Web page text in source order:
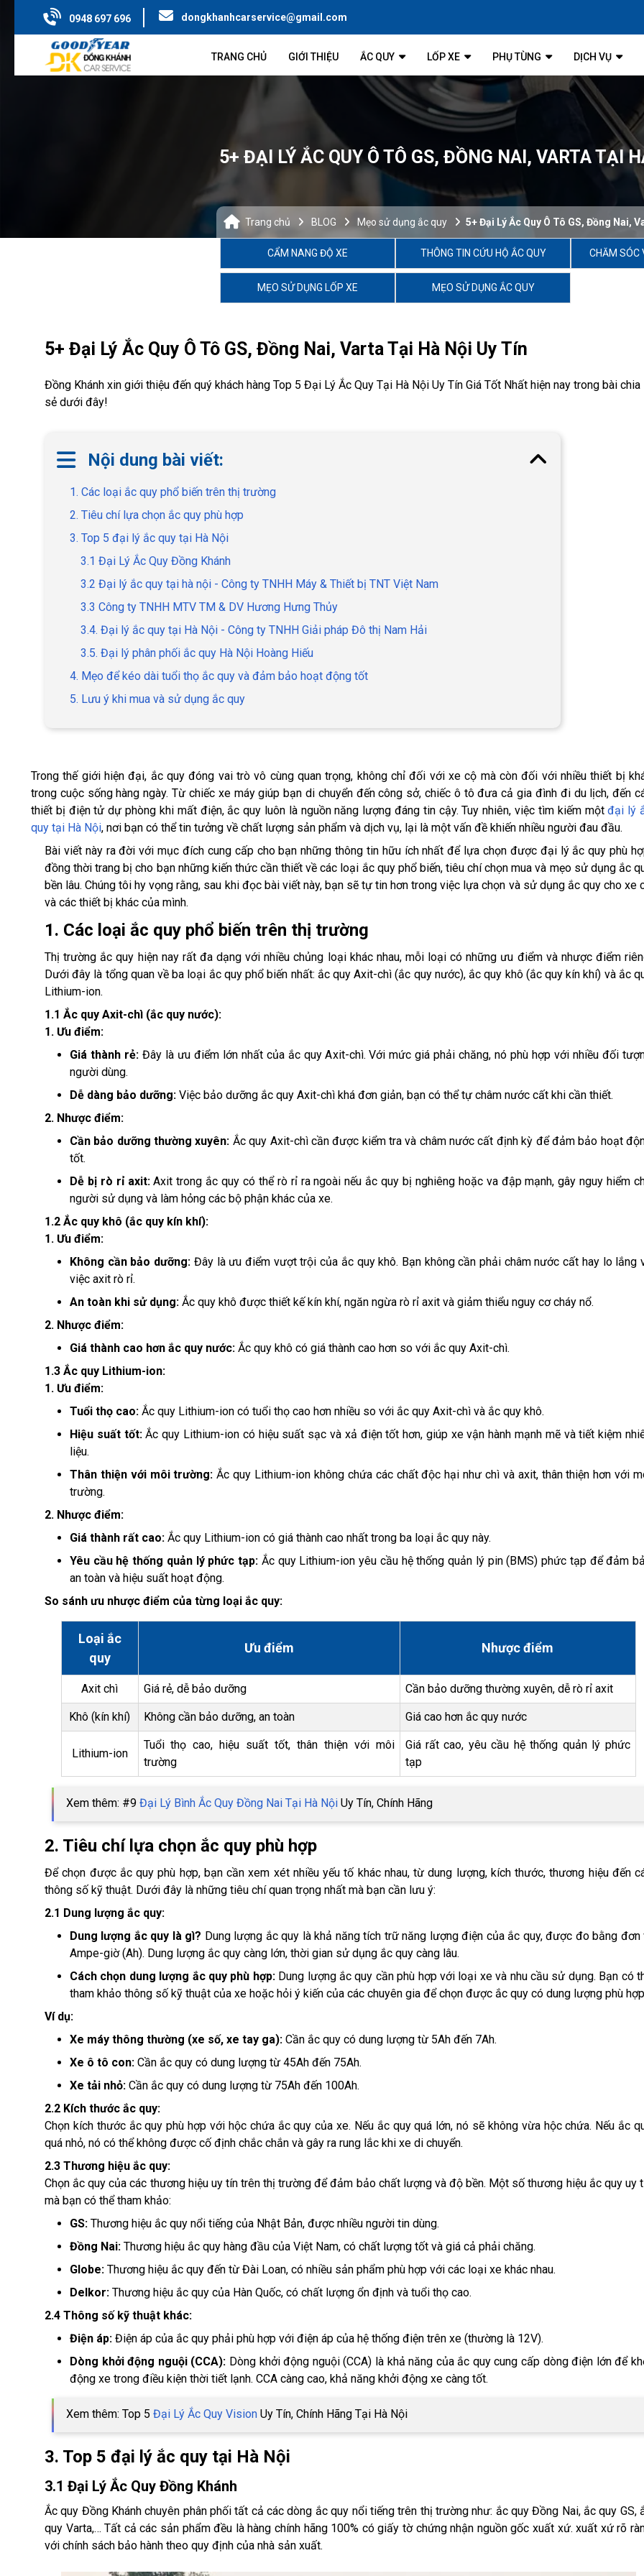
0948 697 696 dongkhanhcarservice@gmail.com
TRANG CHỦ GIỚI THIỆU ẮC QUY LỐP XE PHỤ TÙNG DỊCH VỤ
5+ ĐẠI LÝ ẮC QUY Ô TÔ GS, ĐỒNG NAI, VARTA TẠI
Trang chủ BLOG Mẹo sử dụng ắc quy 5+ Đại Lý Ắc Quy Ô Tô GS, Đồng Nai,
CẨM NANG ĐỘ XE THÔNG TIN CỨU HỘ ẮC QUY CHĂM SÓC
MẸO SỬ DỤNG LỐP XE MẸO SỬ DỤNG ẮC QUY
5+ Đại Lý Ắc Quy Ô Tô GS, Đồng Nai, Varta Tại Hà Nội Uy Tín
Đồng Khánh xin giới thiệu đến quý khách hàng Top 5 Đại Lý Ắc Quy Tại Hà Nội Uy Tín Giá Tốt Nhất hiện nay trong bài chia
sẻ dưới đây!
Nội dung bài viết:
1. Các loại ắc quy phổ biến trên thị trường
2. Tiêu chí lựa chọn ắc quy phù hợp
3. Top 5 đại lý ắc quy tại Hà Nội
3.1 Đại Lý Ắc Quy Đồng Khánh
3.2 Đại lý ắc quy tại hà nội - Công ty TNHH Máy & Thiết bị TNT Việt Nam
3.3 Công ty TNHH MTV TM & DV Hương Hưng Thủy
3.4. Đại lý ắc quy tại Hà Nội - Công ty TNHH Giải pháp Đô thị Nam Hải
3.5. Đại lý phân phối ắc quy Hà Nội Hoàng Hiếu
4. Mẹo để kéo dài tuổi thọ ắc quy và đảm bảo hoạt động tốt
5. Lưu ý khi mua và sử dụng ắc quy
Trong thế giới hiện đại, ắc quy đóng vai trò vô cùng quan trọng, không chỉ đối với xe cộ mà còn đối với nhiều thiết bị
trong cuộc sống hàng ngày. Từ chiếc xe máy giúp bạn di chuyển đến công sở, chiếc ô tô đưa cả gia đình đi du lịch, đến
thiết bị điện tử dự phòng khi mất điện, ắc quy luôn là nguồn năng lượng đáng tin cậy. Tuy nhiên, việc tìm kiếm mộtđại lý
quy tại Hà Nội, nơi bạn có thể tin tưởng về chất lượng sản phẩm và dịch vụ, lại là một vấn đề khiến nhiều người đau đầu.
Bài viết này ra đời với mục đích cung cấp cho bạn những thông tin hữu ích nhất để lựa chọn được đại lý ắc quy phù
đồng thời trang bị cho bạn những kiến thức cần thiết về các loại ắc quy phổ biến, tiêu chí chọn mua và mẹo sử dụng ắc
bền lâu. Chúng tôi hy vọng rằng, sau khi đọc bài viết này, bạn sẽ tự tin hơn trong việc lựa chọn và sử dụng ắc quy cho xe
và các thiết bị khác của mình.
1. Các loại ắc quy phổ biến trên thị trường
Thị trường ắc quy hiện nay rất đa dạng với nhiều chủng loại khác nhau, mỗi loại có những ưu điểm và nhược điểm
Dưới đây là tổng quan về ba loại ắc quy phổ biến nhất: ắc quy Axit-chì (ắc quy nước), ắc quy khô (ắc quy kín khí) và ắc
Lithium-ion.
1.1 Ắc quy Axit-chì (ắc quy nước):
1. Ưu điểm:
Giá thành rẻ: Đây là ưu điểm lớn nhất của ắc quy Axit-chì. Với mức giá phải chăng, nó phù hợp với nhiều đối
người dùng.
Dễ dàng bảo dưỡng: Việc bảo dưỡng ắc quy Axit-chì khá đơn giản, bạn có thể tự châm nước cất khi cần thiết.
2. Nhược điểm:
Cần bảo dưỡng thường xuyên: Ắc quy Axit-chì cần được kiểm tra và châm nước cất định kỳ để đảm bảo hoạt
tốt.
Dễ bị rò rỉ axit:Axit trong ắc quy có thể rò rỉ ra ngoài nếu ắc quy bị nghiêng hoặc va đập mạnh, gây nguy hiểm
người sử dụng và làm hỏng các bộ phận khác của xe.
1.2 Ắc quy khô (ắc quy kín khí):
1. Ưu điểm:
Không cần bảo dưỡng: Đây là ưu điểm vượt trội của ắc quy khô. Bạn không cần phải châm nước cất hay lo lắng
việc axit rò rỉ.
An toàn khi sử dụng: Ắc quy khô được thiết kế kín khí, ngăn ngừa rò rỉ axit và giảm thiểu nguy cơ cháy nổ.
2. Nhược điểm:
Giá thành cao hơn ắc quy nước: Ắc quy khô có giá thành cao hơn so với ắc quy Axit-chì.
1.3 Ắc quy Lithium-ion:
1. Ưu điểm:
Tuổi thọ cao: Ắc quy Lithium-ion có tuổi thọ cao hơn nhiều so với ắc quy Axit-chì và ắc quy khô.
Hiệu suất tốt:Ắc quy Lithium-ion có hiệu suất sạc và xả điện tốt hơn, giúp xe vận hành mạnh mẽ và tiết kiệm
liệu.
Thân thiện với môi trường:Ắc quy Lithium-ion không chứa các chất độc hại như chì và axit, thân thiện hơn với
trường.
2. Nhược điểm:
Giá thành rất cao: Ắc quy Lithium-ion có giá thành cao nhất trong ba loại ắc quy này.
Yêu cầu hệ thống quản lý phức tạp: Ắc quy Lithium-ion yêu cầu hệ thống quản lý pin (BMS) phức tạp để đảm
an toàn và hiệu suất hoạt động.
So sánh ưu nhược điểm của từng loại ắc quy:
Loại ắc
quy
Ưu điểm Nhược điểm
Axit chì Giá rẻ, dễ bảo dưỡng Cần bảo dưỡng thường xuyên, dễ rò rỉ axit
Khô (kín khí) Không cần bảo dưỡng, an toàn Giá cao hơn ắc quy nước
Lithium-ion
Tuổi thọ cao, hiệu suất tốt, thân thiện với môi
trường
Giá rất cao, yêu cầu hệ thống quản lý phức
tạp
Xem thêm: #9 Đại Lý Bình Ắc Quy Đồng Nai Tại Hà Nội Uy Tín, Chính Hãng
2. Tiêu chí lựa chọn ắc quy phù hợp
Để chọn được ắc quy phù hợp, bạn cần xem xét nhiều yếu tố khác nhau, từ dung lượng, kích thước, thương hiệu đến
thông số kỹ thuật. Dưới đây là những tiêu chí quan trọng nhất mà bạn cần lưu ý:
2.1 Dung lượng ắc quy:
Dung lượng ắc quy là gì? Dung lượng ắc quy là khả năng tích trữ năng lượng điện của ắc quy, được đo bằng đơn
Ampe-giờ (Ah). Dung lượng ắc quy càng lớn, thời gian sử dụng ắc quy càng lâu.
Cách chọn dung lượng ắc quy phù hợp: Dung lượng ắc quy cần phù hợp với loại xe và nhu cầu sử dụng. Bạn có
tham khảo thông số kỹ thuật của xe hoặc hỏi ý kiến của các chuyên gia để chọn được ắc quy có dung lượng phù
Ví dụ:
Xe máy thông thường (xe số, xe tay ga): Cần ắc quy có dung lượng từ 5Ah đến 7Ah.
Xe ô tô con: Cần ắc quy có dung lượng từ 45Ah đến 75Ah.
Xe tải nhỏ: Cần ắc quy có dung lượng từ 75Ah đến 100Ah.
2.2 Kích thước ắc quy:
Chọn kích thước ắc quy phù hợp với hộc chứa ắc quy của xe. Nếu ắc quy quá lớn, nó sẽ không vừa hộc chứa. Nếu ắc
quá nhỏ, nó có thể không được cố định chắc chắn và gây ra rung lắc khi xe di chuyển.
2.3 Thương hiệu ắc quy:
Chọn ắc quy của các thương hiệu uy tín trên thị trường để đảm bảo chất lượng và độ bền. Một số thương hiệu ắc quy uy
mà bạn có thể tham khảo:
GS: Thương hiệu ắc quy nổi tiếng của Nhật Bản, được nhiều người tin dùng.
Đồng Nai: Thương hiệu ắc quy hàng đầu của Việt Nam, có chất lượng tốt và giá cả phải chăng.
Globe: Thương hiệu ắc quy đến từ Đài Loan, có nhiều sản phẩm phù hợp với các loại xe khác nhau.
Delkor: Thương hiệu ắc quy của Hàn Quốc, có chất lượng ổn định và tuổi thọ cao.
2.4 Thông số kỹ thuật khác:
Điện áp: Điện áp của ắc quy phải phù hợp với điện áp của hệ thống điện trên xe (thường là 12V).
Dòng khởi động nguội (CCA): Dòng khởi động nguội (CCA) là khả năng của ắc quy cung cấp dòng điện lớn để
động xe trong điều kiện thời tiết lạnh. CCA càng cao, khả năng khởi động xe càng tốt.
Xem thêm: Top 5 Đại Lý Ắc Quy Vision Uy Tín, Chính Hãng Tại Hà Nội
3. Top 5 đại lý ắc quy tại Hà Nội
3.1 Đại Lý Ắc Quy Đồng Khánh
Ắc quy Đồng Khánh chuyên phân phối tất cả các dòng ắc quy nổi tiếng trên thị trường như: ắc quy Đồng Nai, ắc quy GS,
quy Varta,… Tất cả các sản phẩm đều là hàng chính hãng 100% có giấy tờ chứng nhận nguồn gốc xuất xứ. xuất xứ rõ
với chính sách bảo hành theo quy định của nhà sản xuất.